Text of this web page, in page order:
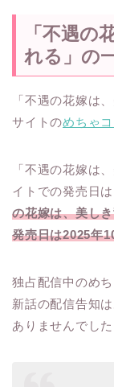
「不遇の
れる」の
「不遇の花嫁は
サイトのめちゃ
「不遇の花嫁は
イトでの発売日
の花嫁は、美し
発売日は2025年
独占配信中のめ
新話の配信告知
ありませんでし